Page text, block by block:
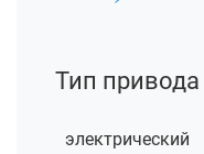
Тип привода
электрический